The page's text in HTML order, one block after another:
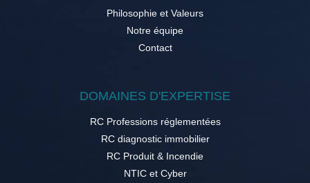
Philosophie et Valeurs
Notre équipe
Contact
DOMAINES D'EXPERTISE
RC Professions réglementées
RC diagnostic immobilier
RC Produit & Incendie
NTIC et Cyber